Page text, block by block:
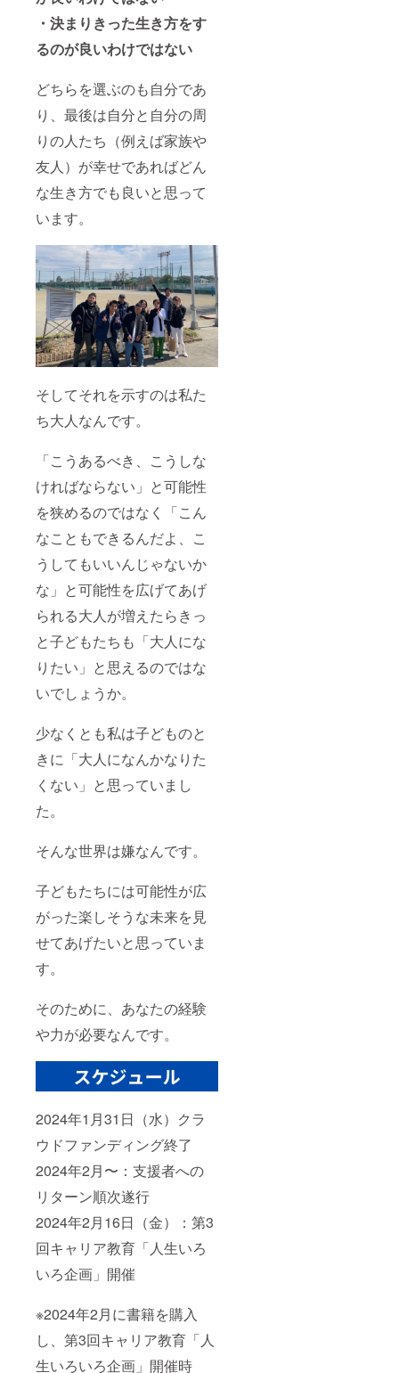
・決まりきった生き方をす
るのが良いわけではない
どちらを選ぶのも自分であ
り、最後は自分と自分の周
りの人たち（例えば家族や
友人）が幸せであればどん
な生き方でも良いと思って
います。
そしてそれを示すのは私た
ち大人なんです。
「こうあるべき、こうしな
ければならない」と可能性
を狭めるのではなく「こん
なこともできるんだよ、こ
うしてもいいんじゃないか
な」と可能性を広げてあげ
られる大人が増えたらきっ
と子どもたちも「大人にな
りたい」と思えるのではな
いでしょうか。
少なくとも私は子どものと
きに「大人になんかなりた
くない」と思っていまし
た。
そんな世界は嫌なんです。
子どもたちには可能性が広
がった楽しそうな未来を見
せてあげたいと思っていま
す。
そのために、あなたの経験
や力が必要なんです。
2024年1月31日（水）クラ
ウドファンディング終了
2024年2月〜：支援者への
リターン順次遂行
2024年2月16日（金）：第3
回キャリア教育「人生いろ
いろ企画」開催
※2024年2月に書籍を購入
し、第3回キャリア教育「人
生いろいろ企画」開催時